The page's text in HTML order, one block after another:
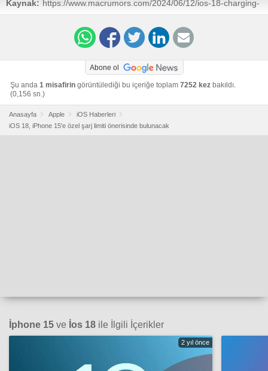
Kaynak: https://www.macrumors.com/2024/06/12/ios-18-charging-
limit-recommendations/
Abone ol
Şu anda 1 misafirin görüntülediği bu içeriğe toplam 7252 kez bakıldı.
(0,156 sn.)
Anasayfa Apple
iOS Haberleri
iOS 18, iPhone 15'e özel şarj limiti önerisinde bulunacak
İphone 15 ve İos 18 ile İlgili İçerikler
2 yıl önce